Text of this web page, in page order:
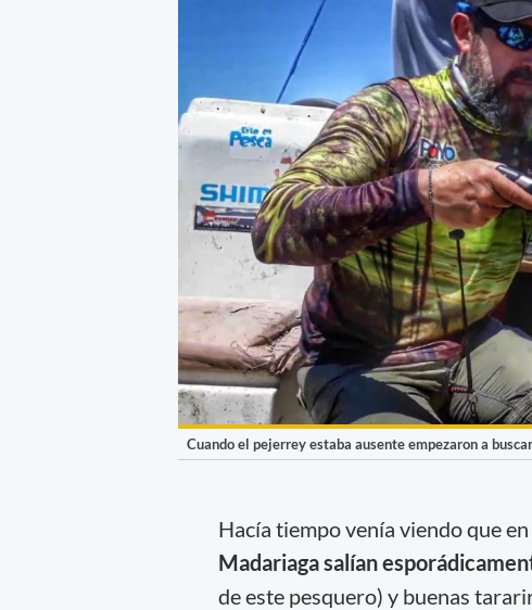
Cuando el pejerrey estaba ausente empezaron a
Hacía tiempo venía viendo que
Madariaga salían
de este pesquero) y buenas